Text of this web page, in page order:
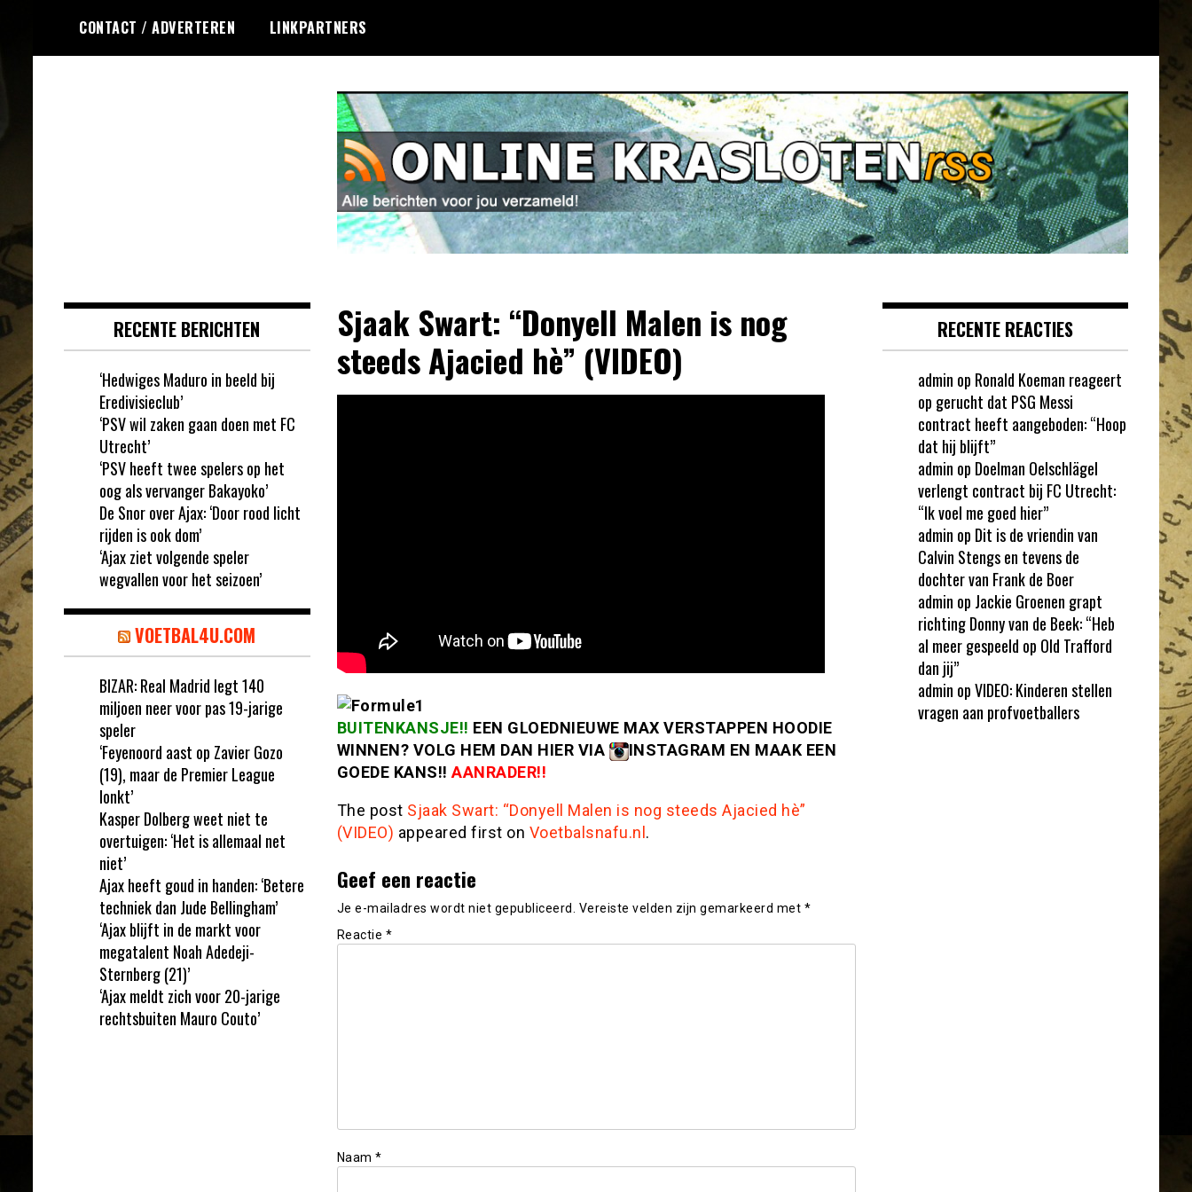
de
CONTACT / ADVERTEREN LINKPARTNERS
Sjaak Swart: “Donyell Malen is nog
steeds Ajacied hè” (VIDEO)
BUITENKANSJE!! EEN GLOEDNIEUWE MAX VERSTAPPEN HOODIE
WINNEN? VOLG HEM DAN HIER VIA
INSTAGRAM EN MAAK EEN
GOEDE KANS!! AANRADER!!
The post Sjaak Swart: “Donyell Malen is nog steeds Ajacied hè”
(VIDEO) appeared first on Voetbalsnafu.nl .
Geef een reactie
Je e-mailadres wordt niet gepubliceerd. Vereiste velden zijn gemarkeerd met *
Reactie *
Naam *
RECENTE BERICHTEN
‘Hedwiges Maduro in beeld bij
Eredivisieclub’
‘PSV wil zaken gaan doen met FC
Utrecht’
‘PSV heeft twee spelers op het
oog als vervanger Bakayoko’
De Snor over Ajax: ‘Door rood licht
rijden is ook dom’
‘Ajax ziet volgende speler
wegvallen voor het seizoen’
VOETBAL4U.COM
BIZAR: Real Madrid legt 140
miljoen neer voor pas 19-jarige
speler
‘Feyenoord aast op Zavier Gozo
(19), maar de Premier League
lonkt’
Kasper Dolberg weet niet te
overtuigen: ‘Het is allemaal net
niet’
Ajax heeft goud in handen: ‘Betere
techniek dan Jude Bellingham’
‘Ajax blijft in de markt voor
megatalent Noah Adedeji-
Sternberg (21)’
‘Ajax meldt zich voor 20-jarige
rechtsbuiten Mauro Couto’
RECENTE REACTIES
admin op Ronald Koeman reageert
op gerucht dat PSG Messi
contract heeft aangeboden: “Hoop
dat hij blijft”
admin op Doelman Oelschlägel
verlengt contract bij FC Utrecht:
“Ik voel me goed hier”
admin op Dit is de vriendin van
Calvin Stengs en tevens de
dochter van Frank de Boer
admin op Jackie Groenen grapt
richting Donny van de Beek: “Heb
al meer gespeeld op Old Trafford
dan jij”
admin opVIDEO: Kinderen stellen
vragen aan profvoetballers